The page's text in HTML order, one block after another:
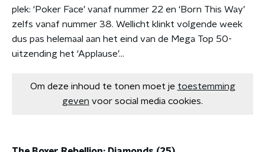
plek: ‘Poker Face’ vanaf nummer 22 en ‘Born This Way’
zelfs vanaf nummer 38. Wellicht klinkt volgende week
dus pas helemaal aan het eind van de Mega Top 50-
uitzending het ‘Applause’…
Om deze inhoud te tonen moet je toestemming
geven voor social media cookies.